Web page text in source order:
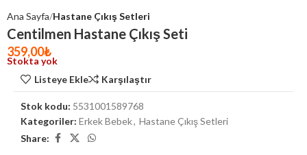
Ana Sayfa Hastane Çıkış Setleri
Centilmen Hastane Çıkış Seti
359,00₺
Stokta yok
Listeye Ekle
Karşılaştır
Stok kodu: 5531001589768
Kategoriler: Erkek Bebek, Hastane Çıkış Setleri
Share: